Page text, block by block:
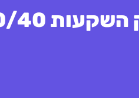
ארבע שיטות פשוטות להפחתת